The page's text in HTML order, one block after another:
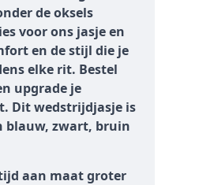
de oksels
voor ons jasje en
en de stijl die je
elke rit. Bestel
upgrade je
Dit wedstrijdjasje is
blauw, zwart, bruin
aan maat groter